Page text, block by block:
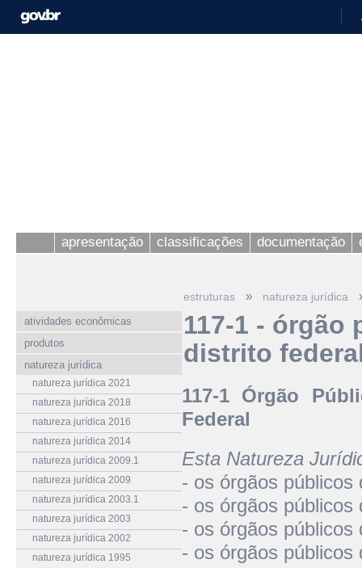
apresentação classificações documentação
atividades econômicas
produtos
natureza jurídica
natureza jurídica 2021
natureza jurídica 2018
natureza jurídica 2016
natureza jurídica 2014
natureza jurídica 2009.1
natureza jurídica 2009
natureza jurídica 2003.1
natureza jurídica 2003
natureza jurídica 2002
natureza jurídica 1995
estruturas » natureza jurídica
117-1 -
distrito
117-1 Órgão
Federal
Esta Natureza
- os órgãos públicos
- os órgãos públicos
- os órgãos públicos
- os órgãos públicos